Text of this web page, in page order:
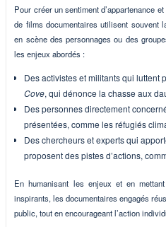
Pour créer un sentiment d’appartenance
de films documentaires utilisent souvent
en scène des personnages ou des
les enjeux abordés :
Des activistes et militants qui luttent
Cove, qui dénonce la chasse aux
Des personnes directement
présentées, comme les réfugiés
Des chercheurs et experts qui
proposent des pistes d’actions,
En humanisant les enjeux et en
inspirants, les documentaires engagés
public, tout en encourageant l’action